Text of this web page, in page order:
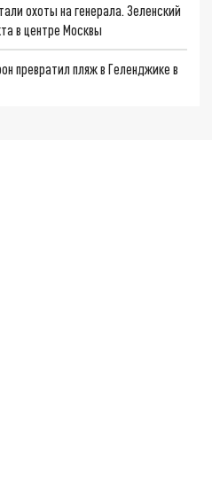
охоты на генерала. Зеленский
в центре Москвы
превратил пляж в Геленджике в